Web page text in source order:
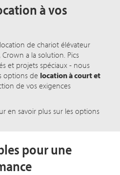
à vos
de chariot élévateur
a la solution. Pics
et projets spéciaux - nous
options de location à court et
de vos exigences
en savoir plus sur les options
pour une